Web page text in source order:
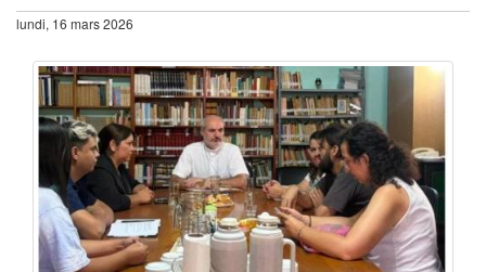
lundi, 16 mars 2026